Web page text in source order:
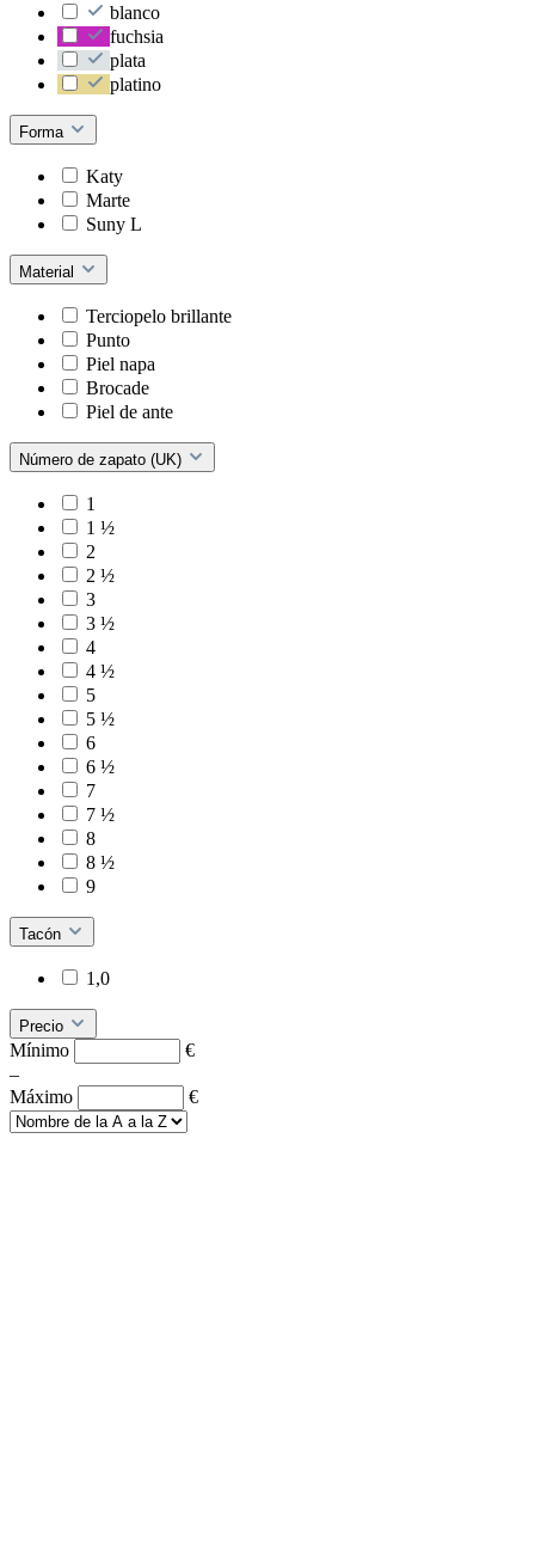
blanco
fuchsia
plata
platino
Forma
Katy
Marte
Suny L
Material
Terciopelo brillante
Punto
Piel napa
Brocade
Piel de ante
Número de zapato (UK)
1
1 ½
2
2 ½
3
3 ½
4
4 ½
5
5 ½
6
6 ½
7
7 ½
8
8 ½
9
Tacón
1,0
Precio
Mínimo
€
–
Máximo
€